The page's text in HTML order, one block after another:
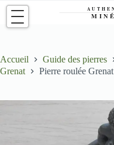
Passer
contenu
Accueil Guide des pierres
Grenat
Pierre roulée Grenat